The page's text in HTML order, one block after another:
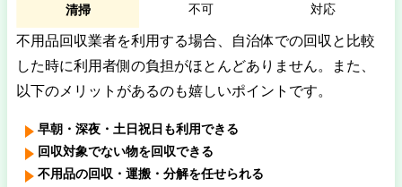
清掃 不可 対応
不用品回収業者を利用する場合、自治体での回収と比較
した時に利用者側の負担がほとんどありません。また、
以下のメリットがあるのも嬉しいポイントです。
早朝・深夜・土日祝日も利用できる
回収対象でない物を回収できる
不用品の回収・運搬・分解を任せられる